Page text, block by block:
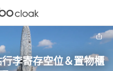
李寄存空位＆置物櫃